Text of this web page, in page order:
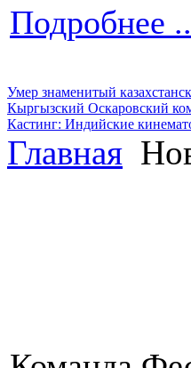
Подробнее
Умер знаменитый
Кыргызский Оскаровский
Кастинг: Индийские
Главная